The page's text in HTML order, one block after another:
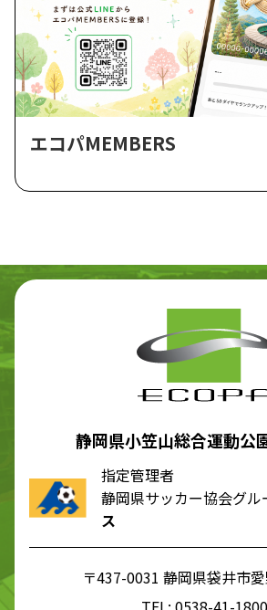
エコパMEMBERS
静岡県小笠山総合運動公
指定管理者
静岡県サッカー協会グル
ス
〒437-0031 静岡県袋井市